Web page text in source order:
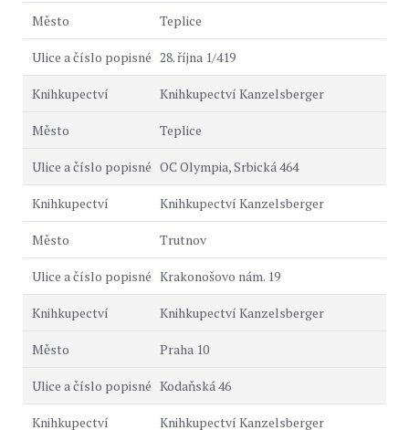
Teplice
28. října 1/419
Knihkupectví Kanzelsberger
Teplice
OC Olympia, Srbická 464
Knihkupectví Kanzelsberger
Trutnov
Krakonošovo nám. 19
Knihkupectví Kanzelsberger
Praha 10
Kodaňská 46
Knihkupectví Kanzelsberger